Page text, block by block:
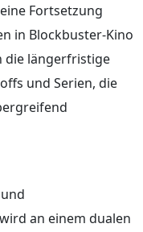
Fortsetzung
in Blockbuster-Kino
die längerfristige
und Serien, die
an einem dualen